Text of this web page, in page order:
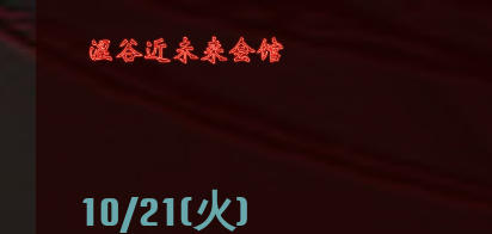
10/21(火)